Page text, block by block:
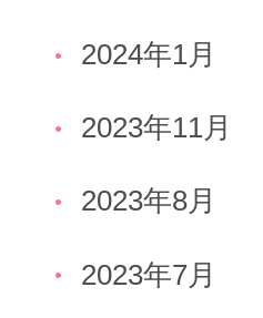
2024年1月
2023年11月
2023年8月
2023年7月